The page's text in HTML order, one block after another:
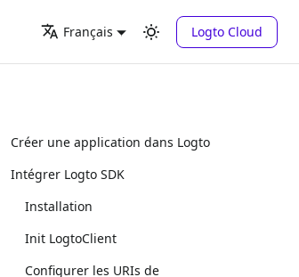
Français Logto Cloud
Créer une application dans Logto
Intégrer Logto SDK
Installation
Init LogtoClient
Configurer les URIs de